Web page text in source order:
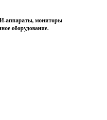
аппараты, мониторы
оборудование.